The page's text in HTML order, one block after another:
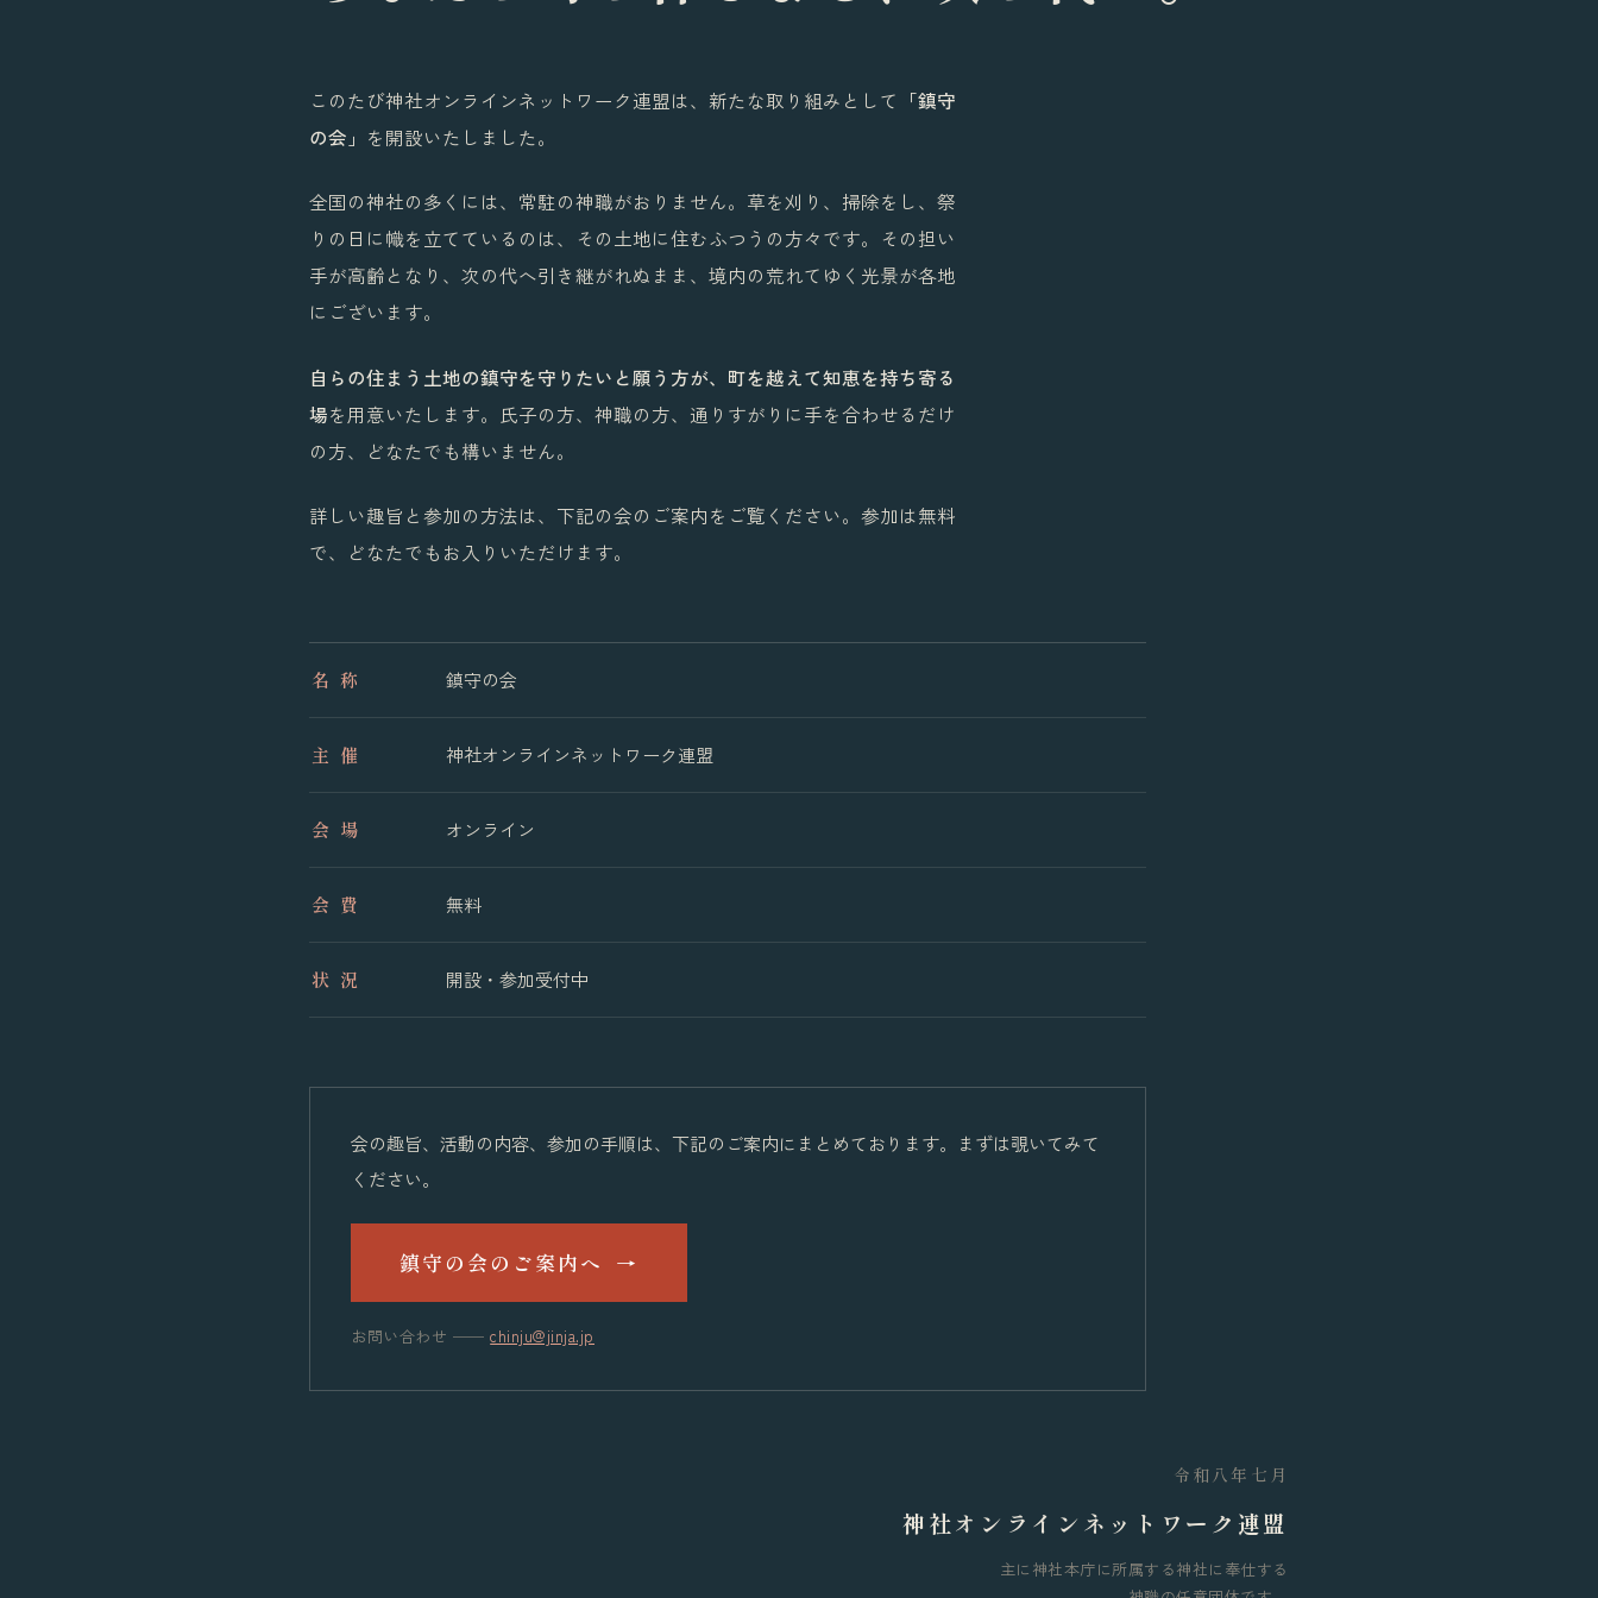
このたび神社オンラインネットワーク連盟は、新たな取り組みとして 「鎮守
の会」 を開設いたしました。
全国の神社の多くには、常駐の神職がおりません。草を刈り、掃除をし、祭
りの日に幟を立てているのは、その土地に住むふつうの方々です。その担い
手が高齢となり、次の代へ引き継がれぬまま、境内の荒れてゆく光景が各地
にございます。
自らの住まう土地の鎮守を守りたいと願う方が、町を越えて知恵を持ち寄る
場を用意いたします。氏子の方、神職の方、通りすがりに手を合わせるだけ
の方、どなたでも構いません。
詳しい趣旨と参加の方法は、下記の会のご案内をご覧ください。参加は無料
で、どなたでもお入りいただけます。
名 称 鎮守の会
主 催 神社オンラインネットワーク連盟
会 場 オンライン
会 費 無料
状 況 開設・参加受付中
会の趣旨、活動の内容、参加の手順は、下記のご案内にまとめております。まずは覗いてみて
ください。
鎮守の会のご案内へ →
お問い合わせ ──chinju@jinja.jp
令和八年七月
神社オンラインネットワーク連盟
主に神社本庁に所属する神社に奉仕する